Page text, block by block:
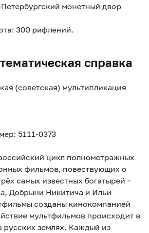
монетный двор
300 рифлений.
справка
(советская) мультипликация
5111-0373
цикл полнометражных
фильмов, повествующих о
самых известных богатырей –
Добрыни Никитича и Ильи
созданы кинокомпанией
мультфильмов происходит в
русских землях. Каждый из